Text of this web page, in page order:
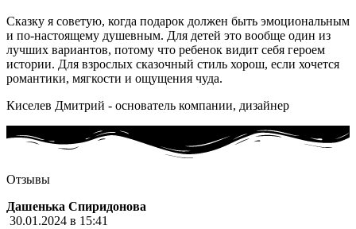
Сказку я советую, когда подарок должен быть эмоциональным
и по-настоящему душевным. Для детей это вообще один из
лучших вариантов, потому что ребенок видит себя героем
истории. Для взрослых сказочный стиль хорош, если хочется
романтики, мягкости и ощущения чуда.
Киселев Дмитрий - основатель компании, дизайнер
Отзывы
Дашенька Спиридонова
30.01.2024 в 15:41